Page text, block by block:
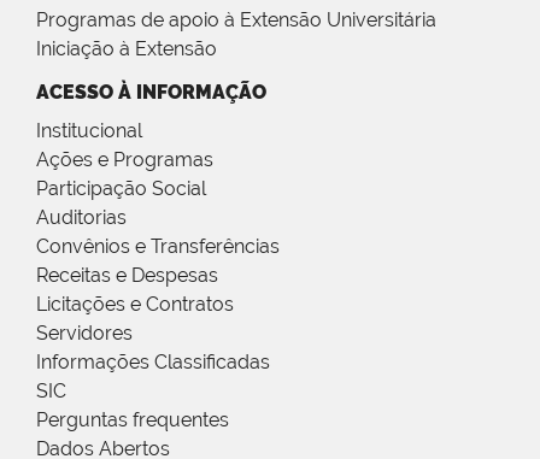
Programas de apoio à Extensão Universitária
Iniciação à Extensão
ACESSO À INFORMAÇÃO
Institucional
Ações e Programas
Participação Social
Auditorias
Convênios e Transferências
Receitas e Despesas
Licitações e Contratos
Servidores
Informações Classificadas
SIC
Perguntas frequentes
Dados Abertos